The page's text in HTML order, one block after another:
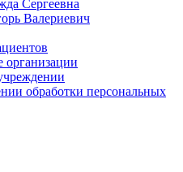
Сергеевна
Валериевич
обработки персональных